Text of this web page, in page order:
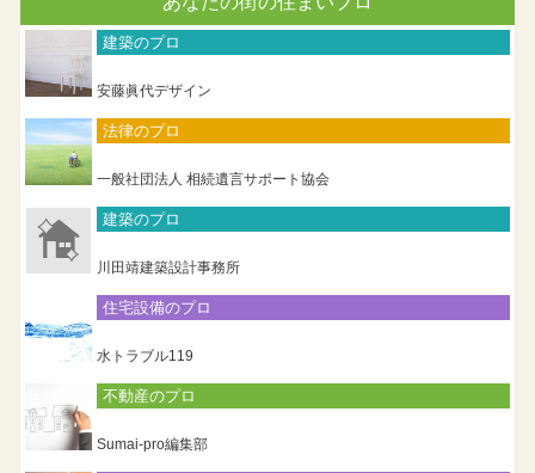
建築のプロ
安藤眞代デザイン
法律のプロ
一般社団法人 相続遺言サポート協会
建築のプロ
川田靖建築設計事務所
住宅設備のプロ
水トラブル119
不動産のプロ
Sumai-pro編集部